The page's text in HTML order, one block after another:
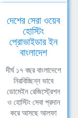
দেশের সেরা ওয়েব
হোস্টিং
প্রোভাইডার ইন
বাংলাদেশ
দীর্ঘ ১৭ বছর বাংলাদেশে
নিরবিচ্ছিন্ন ভাবে
ডোমেইন রেজিস্ট্রেশন
ও হোস্টিং সেবা প্রদান
করে আসছে আলফা